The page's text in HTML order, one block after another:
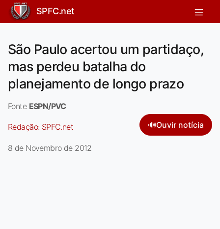
SPFC.net
São Paulo acertou um partidaço,
mas perdeu batalha do
planejamento de longo prazo
Fonte ESPN/PVC
Redação: SPFC.net 🔊Ouvir notícia
8 de Novembro de 2012